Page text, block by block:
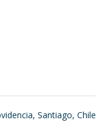
Santiago, Chile